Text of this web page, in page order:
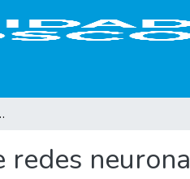
neuronales artificiales
redes